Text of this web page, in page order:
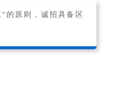
的原则，诚招具备区